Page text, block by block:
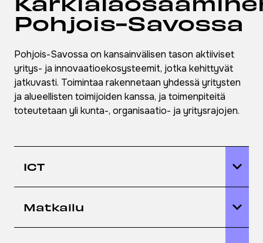
Pohjois-Savossa
Pohjois-Savossa on kansainvälisen tason aktiiviset
yritys- ja innovaatioekosysteemit, jotka kehittyvät
jatkuvasti. Toimintaa rakennetaan yhdessä yritysten
ja alueellisten toimijoiden kanssa, ja toimenpiteitä
toteutetaan yli kunta-, organisaatio- ja yritysrajojen.
ICT
Matkailu